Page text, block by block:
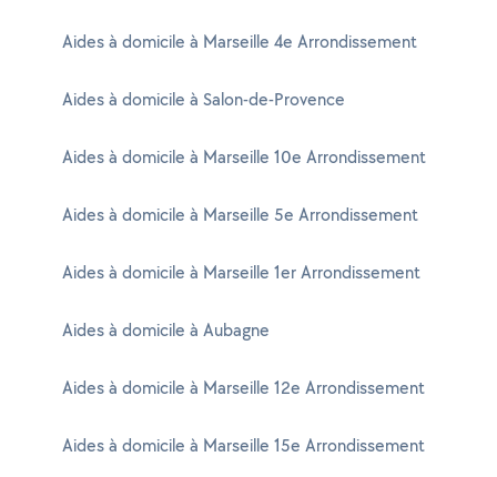
Aides à domicile à Marseille 4e Arrondissement
Aides à domicile à Salon-de-Provence
Aides à domicile à Marseille 10e Arrondissement
Aides à domicile à Marseille 5e Arrondissement
Aides à domicile à Marseille 1er Arrondissement
Aides à domicile à Aubagne
Aides à domicile à Marseille 12e Arrondissement
Aides à domicile à Marseille 15e Arrondissement